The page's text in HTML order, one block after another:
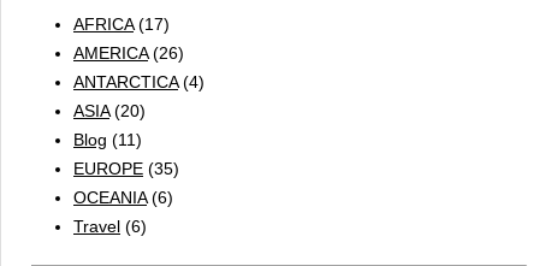
–
TOP
6
AFRICA(17)
AMERICA(26)
ANTARCTICA(4)
ASIA(20)
Blog (11)
EUROPE (35)
OCEANIA(6)
Travel (6)